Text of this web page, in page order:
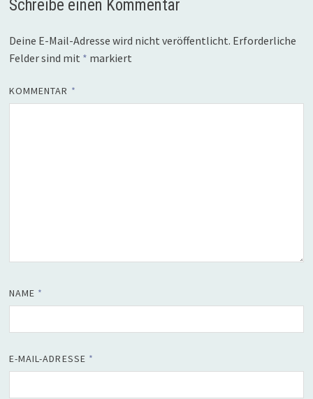
Schreibe einen Kommentar
Deine E-Mail-Adresse wird nicht veröffentlicht. Erforderliche
Felder sind mit * markiert
KOMMENTAR *
NAME *
E-MAIL-ADRESSE *